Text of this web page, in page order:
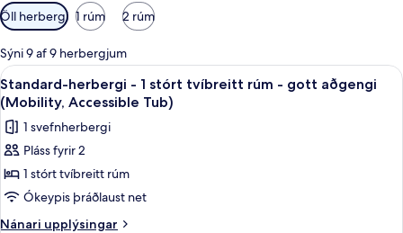
Síur
í
boði
fyrir
herbergi
Öll herbergi 1 rúm 2 rúm
Sýni 9 af 9 herbergjum
Skoða
allar
myndir
fyrir
Standard-
herbergi
-
1
5
Standard-herbergi - 1 stórt tvíbreitt rúm - gott aðgengi
(Mobility, Accessible Tub)
1 svefnherbergi
Pláss fyrir 2
1 stórt tvíbreitt rúm
Ókeypis þráðlaust net
Nánari upplýsingar
Nánari